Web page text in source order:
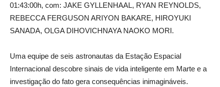
01:43:00h, com: JAKE GYLLENHAAL, RYAN REYNOLDS,
REBECCA FERGUSON ARIYON BAKARE, HIROYUKI
SANADA, OLGA DIHOVICHNAYA NAOKO MORI.
Uma equipe de seis astronautas da Estação Espacial
Internacional descobre sinais de vida inteligente em Marte e a
investigação do fato gera consequências inimagináveis.